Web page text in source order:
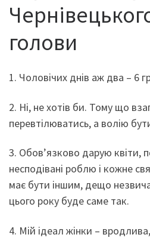
голови
1. Чоловічих днів аж два – 6
2. Ні, не хотів би. Тому що
перевтілюватись, а волію
3. Обов’язково дарую квіти,
несподівані роблю і кожне
має бути іншим, дещо
цього року буде саме так.
4. Мій ідеал жінки –